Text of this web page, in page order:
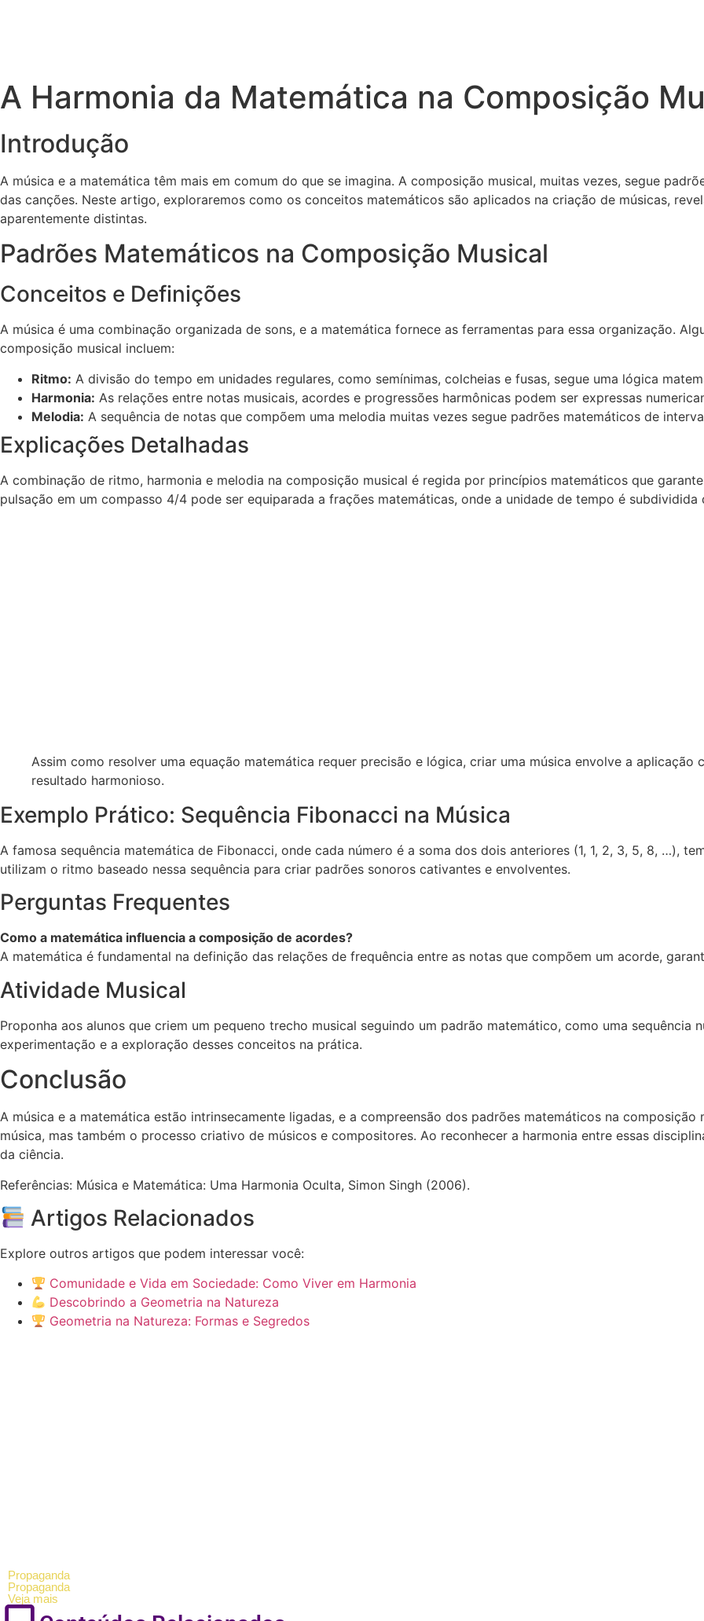
A Harmonia da Matemática na Composição
Introdução
A música e a matemática têm mais em comum do que se imagina. A composição musical, muitas vezes, segue
das canções. Neste artigo, exploraremos como os conceitos matemáticos são aplicados na criação de músicas,
aparentemente distintas.
Padrões Matemáticos na Composição Musical
Conceitos e Definições
A música é uma combinação organizada de sons, e a matemática fornece as ferramentas para essa organização.
composição musical incluem:
Ritmo: A divisão do tempo em unidades regulares, como semínimas, colcheias e fusas, segue uma lógica
Harmonia: As relações entre notas musicais, acordes e progressões harmônicas podem ser expressas
Melodia: A sequência de notas que compõem uma melodia muitas vezes segue padrões matemáticos de
Explicações Detalhadas
A combinação de ritmo, harmonia e melodia na composição musical é regida por princípios matemáticos que
pulsação em um compasso 4/4 pode ser equiparada a frações matemáticas, onde a unidade de tempo é
Assim como resolver uma equação matemática requer precisão e lógica, criar uma música envolve a
resultado harmonioso.
Exemplo Prático: Sequência Fibonacci na Música
A famosa sequência matemática de Fibonacci, onde cada número é a soma dos dois anteriores (1, 1, 2, 3, 5, 8, …),
utilizam o ritmo baseado nessa sequência para criar padrões sonoros cativantes e envolventes.
Perguntas Frequentes
Como a matemática influencia a composição de acordes?
A matemática é fundamental na definição das relações de frequência entre as notas que compõem um acorde,
Atividade Musical
Proponha aos alunos que criem um pequeno trecho musical seguindo um padrão matemático, como uma sequência
experimentação e a exploração desses conceitos na prática.
Conclusão
A música e a matemática estão intrinsecamente ligadas, e a compreensão dos padrões matemáticos na
música, mas também o processo criativo de músicos e compositores. Ao reconhecer a harmonia entre essas
da ciência.
Referências: Música e Matemática: Uma Harmonia Oculta, Simon Singh (2006).
Artigos Relacionados
Explore outros artigos que podem interessar você:
Comunidade e Vida em Sociedade: Como Viver em Harmonia
Descobrindo a Geometria na Natureza
Geometria na Natureza: Formas e Segredos
Propaganda
Propaganda
Veja mais